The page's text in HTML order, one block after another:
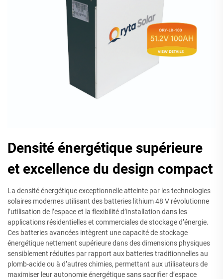
Densité énergétique supérieure
et excellence du design compact
La densité énergétique exceptionnelle atteinte par les technologies
solaires modernes utilisant des batteries lithium 48 V révolutionne
l’utilisation de l’espace et la flexibilité d’installation dans les
applications résidentielles et commerciales de stockage d’énergie.
Ces batteries avancées intègrent une capacité de stockage
énergétique nettement supérieure dans des dimensions physiques
sensiblement réduites par rapport aux batteries traditionnelles au
plomb-acide ou à d’autres chimies, permettant aux utilisateurs de
maximiser leur autonomie énergétique sans sacrifier d’espace